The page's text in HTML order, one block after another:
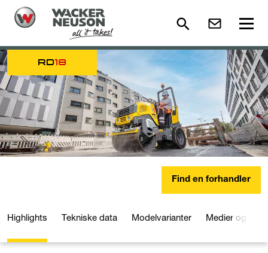
RD18
Find en forhandler
Highlights Tekniske data Modelvarianter Medier og